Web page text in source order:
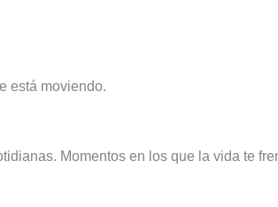
está moviendo.
Momentos en los que la vida te